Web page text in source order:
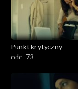
Punkt krytyczny
odc. 73